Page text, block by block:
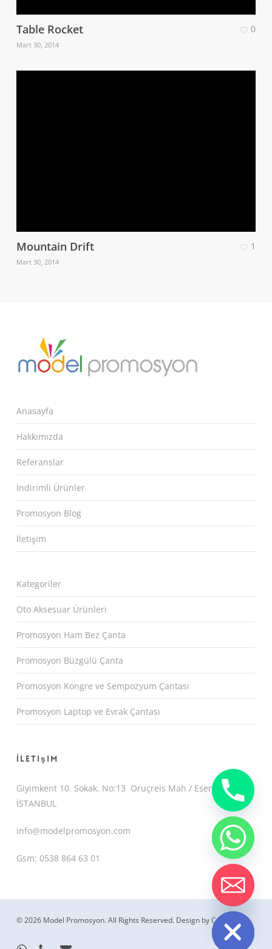
Table Rocket
Mart 30, 2014
0
Mountain Drift
Mart 30, 2014
1
Anasayfa
Hakkımızda
Referanslar
İndirimli Ürünler
Promosyon Blog
İletişim
Kategoriler
Oto Aksesuar Ürünleri
Promosyon Ham Bez Çanta
Promosyon Büzgülü Çanta
Promosyon Kongre ve Sempozyum Çantası
Promosyon Laptop ve Evrak Çantası
İletişim
Giyimkent 10. Sokak. No:13 Oruçreis Mah / Esenler /
İSTANBUL
info@modelpromosyon.com
Gsm: 0538 864 63 01
© 2026 Model Promosyon. All Rights Reserved. Design by CemUyguc
Hide
chaty